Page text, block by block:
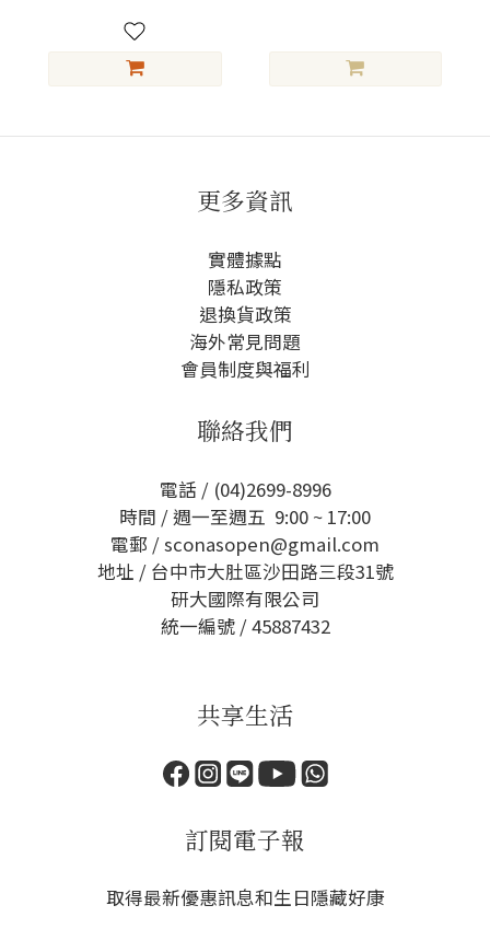
更多資訊
實體據點
隱私政策
退換貨政策
海外常見問題
會員制度與福利
聯絡我們
電話 / (04)2699-8996
時間 / 週一至週五 9:00 ~ 17:00
電郵 / sconasopen@gmail.com
地址 / 台中市大肚區沙田路三段31號
研大國際有限公司
統一編號 / 45887432
共享生活
訂閱電子報
取得最新優惠訊息和生日隱藏好康